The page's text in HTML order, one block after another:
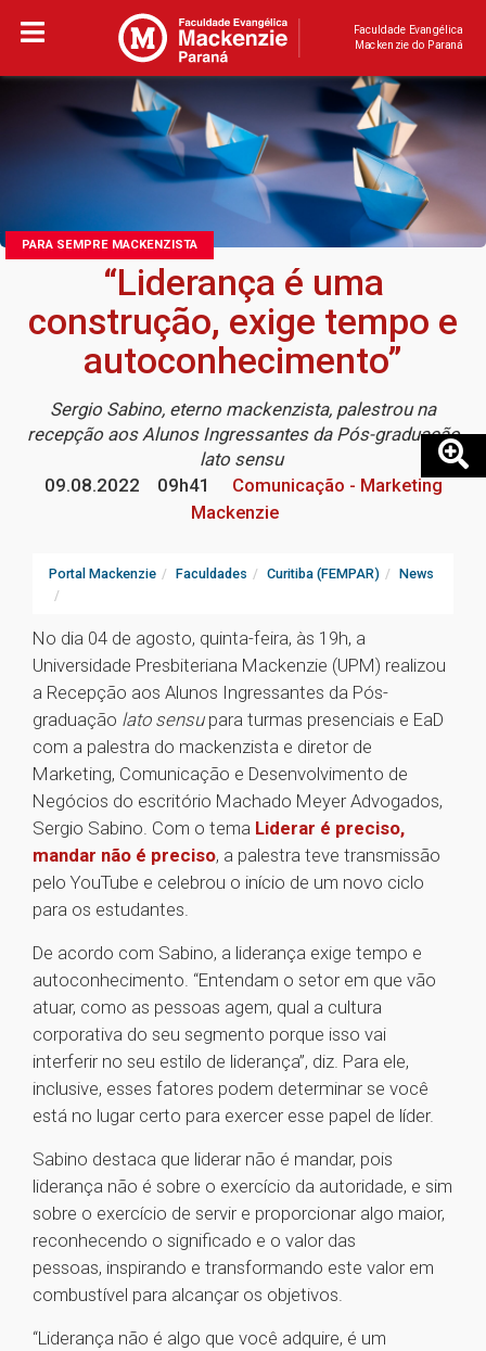
Faculdade Evangélica
Mackenzie do Paraná
PARA SEMPRE MACKENZISTA
“Liderança é uma
construção, exige tempo e
autoconhecimento”
Sergio Sabino, eterno mackenzista, palestrou na
recepção aos Alunos Ingressantes da Pós-graduação
lato sensu
09.08.2022
09h41
Comunicação - Marketing
Mackenzie
Portal Mackenzie Faculdades Curitiba (FEMPAR) News
No dia 04 de agosto, quinta-feira, às 19h, a
Universidade Presbiteriana Mackenzie (UPM) realizou
a Recepção aos Alunos Ingressantes da Pós-
graduação lato sensu para turmas presenciais e EaD
com a palestra do mackenzista e diretor de
Marketing, Comunicação e Desenvolvimento de
Negócios do escritório Machado Meyer Advogados,
Sergio Sabino. Com o tema Liderar é preciso,
mandar não é preciso, a palestra teve transmissão
pelo YouTube e celebrou o início de um novo ciclo
para os estudantes.
De acordo com Sabino, a liderança exige tempo e
autoconhecimento. “Entendam o setor em que vão
atuar, como as pessoas agem, qual a cultura
corporativa do seu segmento porque isso vai
interferir no seu estilo de liderança”, diz. Para ele,
inclusive, esses fatores podem determinar se você
está no lugar certo para exercer esse papel de líder.
Sabino destaca que liderar não é mandar, pois
liderança não é sobre o exercício da autoridade, e sim
sobre o exercício de servir e proporcionar algo maior,
reconhecendo o significado e o valor das
pessoas, inspirando e transformando este valor em
combustível para alcançar os objetivos.
“Liderança não é algo que você adquire, é um